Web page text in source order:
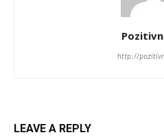
http://
LEAVE A REPLY